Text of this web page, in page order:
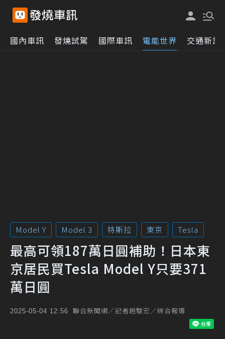
國內車訊 發燒試駕 國際車訊 電能世界 交通新訊
Model Y Model 3 特斯拉 東京 Tesla
最高可領187萬日圓補助！日本東
京居民買Tesla Model Y只要371
萬日圓
2025-05-04 12:56 聯合新聞網／記者趙駿宏／綜合報導